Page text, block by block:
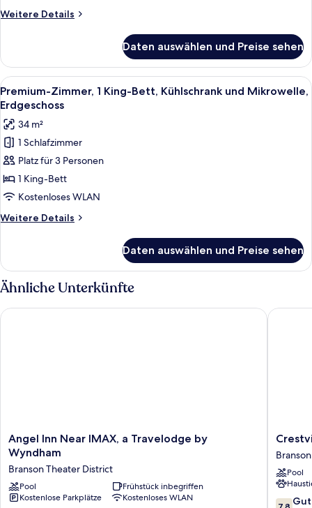
Level)
Weitere Details
Weitere
Zimmer,
1 King-
Bett
(Stairs
Level)
Daten auswählen und Preise sehen
Alle
Fotos
für
Premium-
Zimmer,
1 King-
Bett,
Kühlschrank
und
Mikrowelle,
anzeigen
Ein Hotelzimmer mit Bett, Sessel,
6
Premium-Zimmer, 1 King-Bett, Kühlschrank und Mikrowelle,
Erdgeschoss
34 m²
1 Schlafzimmer
Platz für 3 Personen
1 King-Bett
Kostenloses WLAN
Weitere Details
Weitere
Zimmer,
1 King-
Bett,
Kühlschrank
und
Daten auswählen und Preise sehen
Ähnliche Unterkünfte
Angel
Inn
Near
IMAX,
a
Travelodge
Angel Inn Near IMAX, a Travelodge by
Wyndham
Branson Theater District
Pool
Frühstück inbegriffen
Kostenlose Parkplätze
Kostenloses WLAN
Angel Inn Near IMAX, a Travelodge by Wyndham
Inn
Branson
West
Pool
7.8 Gut